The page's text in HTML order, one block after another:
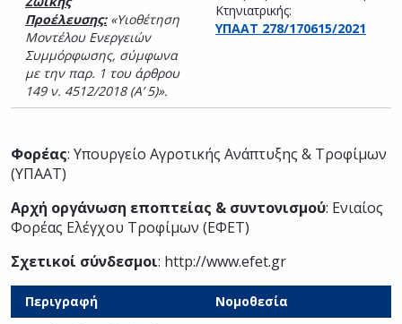
Προέλευσης: «Υιοθέτηση
Μοντέλου Ενεργειών
Συμμόρφωσης, σύμφωνα
με την παρ. 1 του άρθρου
149 ν. 4512/2018 (Α’ 5)».
Κτηνιατρικής:
ΥΠΑΑΤ 278/170615/2021
Φορέας: Υπουργείο Αγροτικής Ανάπτυξης & Τροφίμων
(ΥΠΑΑΤ)
Αρχή οργάνωση εποπτείας & συντονισμού: Ενιαίος
Φορέας Ελέγχου Τροφίμων (ΕΦΕΤ)
Σχετικοί σύνδεσμοι: http://www.efet.gr
Περιγραφή
Νομοθεσία